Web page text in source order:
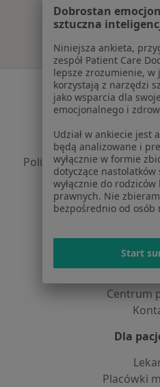
Polityka
Polityka
Polityka prywatności dla
dane
Polityka
Jak działają
Praca
Centrum
Dla
Placówki
Dobrostan
sztuczna
Niniejsza ankieta,
zespół Patient Care
lepsze zrozumienie, w
korzystają z narzędzi
jako wsparcia dla
emocjonalnego i
Udział w ankiecie jest
będą analizowane i
wyłącznie w formie
dotyczące nastolatków
wyłącznie do
prawnych. Nie
bezpośrednio od osób
Start